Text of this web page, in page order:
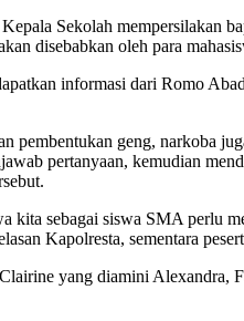
Sekolah mempersilakan
disebabkan oleh para
informasi dari Romo
pembentukan geng, narkoba
pertanyaan, kemudian
kita sebagai siswa SMA perlu
Kapolresta, sementara
yang diamini Alexandra,